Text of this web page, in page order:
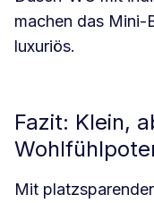
machen das Mini-
luxuriös.
Fazit: Klein,
Mit